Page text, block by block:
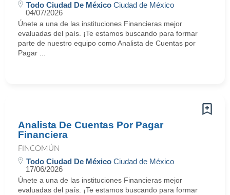
Todo Ciudad De México Ciudad de México
04/07/2026
Únete a una de las instituciones Financieras mejor
evaluadas del país. ¡Te estamos buscando para formar
parte de nuestro equipo como Analista de Cuentas por
Pagar ...
Analista De Cuentas Por Pagar
Financiera
FINCOMÚN
Todo Ciudad De México Ciudad de México
17/06/2026
Únete a una de las instituciones Financieras mejor
evaluadas del país. ¡Te estamos buscando para formar